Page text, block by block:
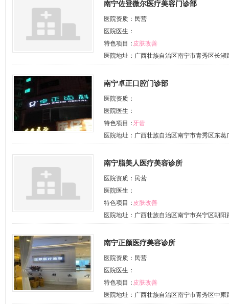
南宁佐登微尔医疗美容门诊部
医院资质：民营
医院医生：
特色项目：皮肤改善
医院地址：广西壮族自治区南宁市青秀区长湖
南宁卓正口腔门诊部
医院资质：
医院医生：
特色项目：牙齿
医院地址：广西壮族自治区南宁市青秀区东葛
南宁脂美人医疗美容诊所
医院资质：民营
医院医生：
特色项目：皮肤改善
医院地址：广西壮族自治区南宁市兴宁区朝
南宁正颜医疗美容诊所
医院资质：民营
医院医生：
特色项目：皮肤改善
医院地址：广西壮族自治区南宁市青秀区中柬